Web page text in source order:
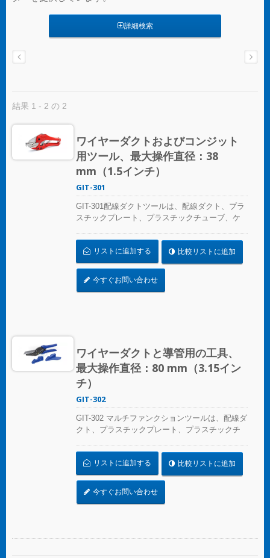
詳細検索
結果 1 - 2 の 2
ワイヤーダクトおよびコンジット
用ツール、最大操作直径：38
mm（1.5インチ）
GIT-301
GIT-301配線ダクトツールは、配線ダクト、プラ
スチックプレート、プラスチックチューブ、ケ
ーの一種であり、バリや亀裂なしでダクトや導
管の底まで、きれいな切断面を一度の切断で実
現します。
リストに追加する 比較リストに追加
今すぐお問い合わせ
ワイヤーダクトと導管用の工具、
最大操作直径：80 mm（3.15イン
チ）
GIT-302
GIT-302 マルチファンクションツールは、配線ダ
クト、プラスチックプレート、プラスチックチ
グ用のカッターです。ダクトや導管の基部まで
一度の切断でバリや亀裂のないきれいな切断面
を提供します。
リストに追加する 比較リストに追加
今すぐお問い合わせ